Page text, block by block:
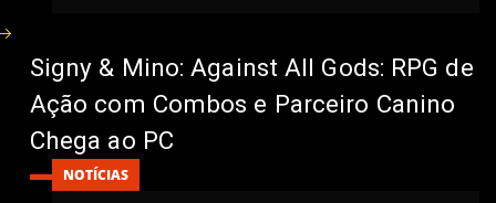
Signy & Mino: Against All Gods: RPG de
Ação com Combos e Parceiro Canino
Chega ao PC
NOTÍCIAS